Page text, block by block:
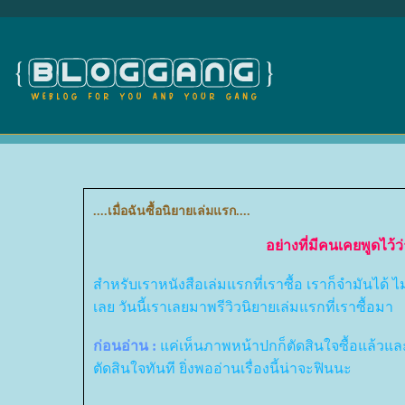
....เมื่อฉันซื้อนิยายเล่มแรก....
อย่างที่มีคนเคยพูดไว้
สำหรับเราหนังสือเล่มแรกที่เราซื้อ เราก็จำมันไ
เลย วันนี้เราเลยมาพรีวิวนิยายเล่มแรกที่เราซื้อมา
ก่อนอ่าน : ค่เห็นภาพหน้าปกก็ตัดสินใจซื้อแล้วแล
ตัดสินใจทันที ยิ่งพออ่านเรื่องนี้น่าจะฟินนะ